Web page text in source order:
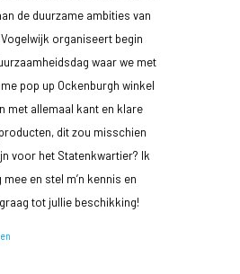
de duurzame ambities van
Vogelwijk organiseert begin
waar we met
pop up Ockenburgh winkel
met allemaal kant en klare
dit zou misschien
voor het Statenkwartier? Ik
mee en stel m’n kennis en
tot jullie beschikking!